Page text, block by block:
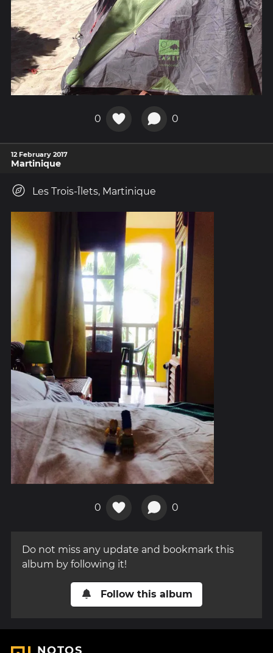
0 0
12 February 2017
Martinique
Les Trois-Îlets, Martinique
0 0
Do not miss any update and bookmark this
album by following it!
Follow this album
NOTOS